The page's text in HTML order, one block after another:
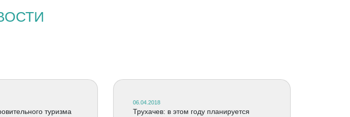
туризма
06.04.2018
Трухачев: в этом году планируется